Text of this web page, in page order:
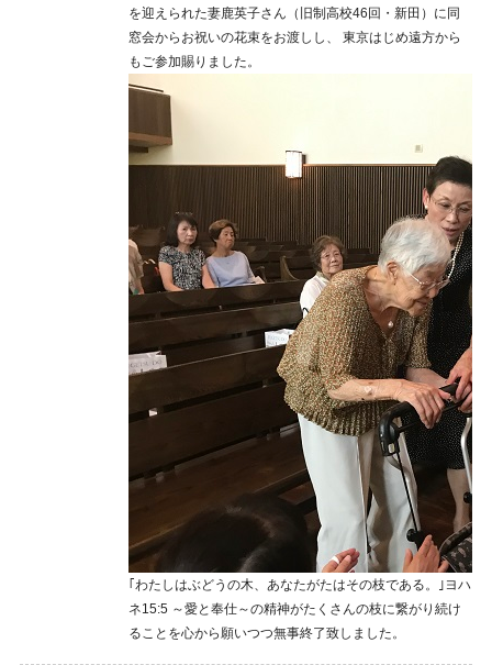
を迎えられた妻鹿英子さん（旧制高校46回・新田）に同
窓会からお祝いの花束をお渡しし、 東京はじめ遠方から
もご参加賜りました。
｢わたしはぶどうの木、あなたがたはその枝である。｣ヨハ
ネ15:5 ～愛と奉仕～の精神がたくさんの枝に繋がり続け
ることを心から願いつつ無事終了致しました。